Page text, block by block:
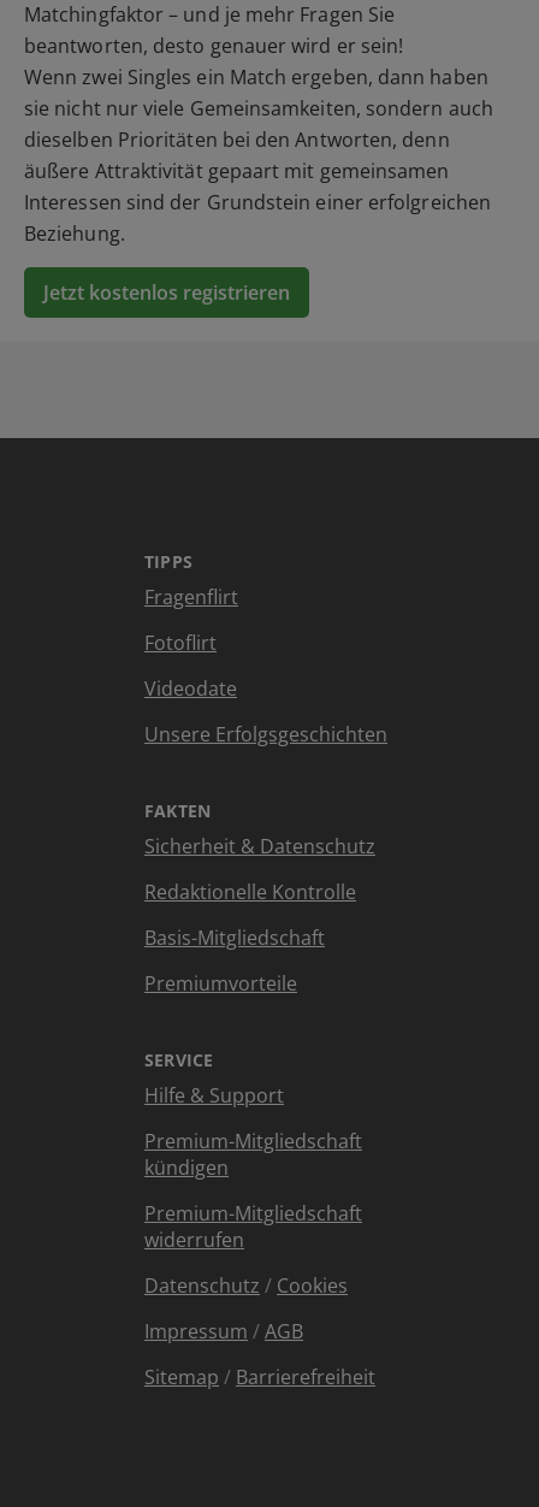
Matchingfaktor – und je mehr Fragen Sie
beantworten, desto genauer wird er sein!
Wenn zwei Singles ein Match ergeben, dann haben
sie nicht nur viele Gemeinsamkeiten, sondern auch
dieselben Prioritäten bei den Antworten, denn
äußere Attraktivität gepaart mit gemeinsamen
Interessen sind der Grundstein einer erfolgreichen
Beziehung.
Jetzt kostenlos registrieren
TIPPS
Fragenflirt
Fotoflirt
Videodate
Unsere Erfolgsgeschichten
FAKTEN
Sicherheit & Datenschutz
Redaktionelle Kontrolle
Basis-Mitgliedschaft
Premiumvorteile
SERVICE
Hilfe & Support
Premium-Mitgliedschaft
kündigen
Premium-Mitgliedschaft
widerrufen
Datenschutz / Cookies
Impressum /AGB
Sitemap / Barrierefreiheit